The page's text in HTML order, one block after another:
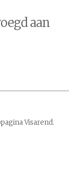
aan
Visarend.